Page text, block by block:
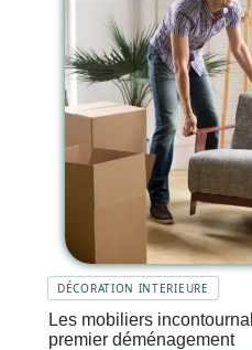
DÉCORATION INTERIEURE
Les mobiliers
premier déménagement